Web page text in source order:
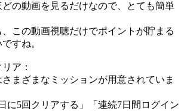
どの動画を見るだけなので、とても簡単
この動画視聴だけでポイントが貯まる
すね。
ア：
まざまなミッションが用意されていま
に5回クリアする」「連続7日間ログイン